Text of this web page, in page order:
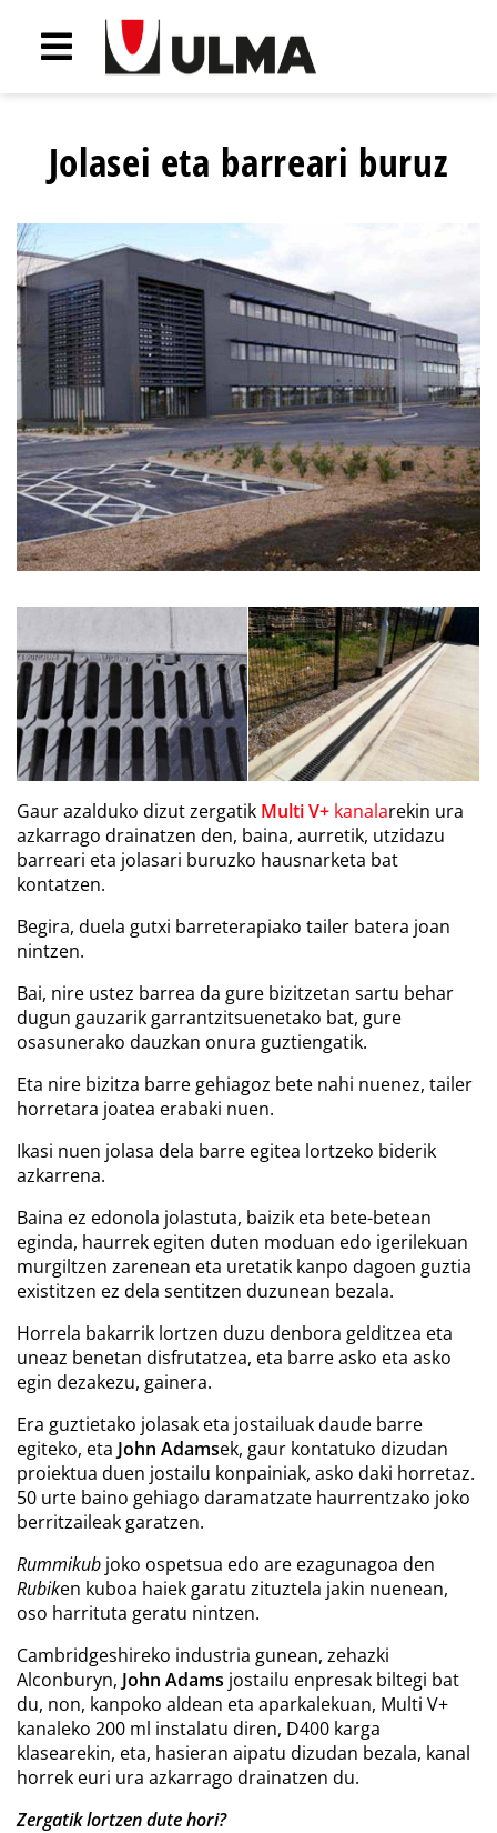
Jolasei eta barreari buruz
Gaur azalduko dizut zergatik Multi V+ kanalarekin ura
azkarrago drainatzen den, baina, aurretik, utzidazu
barreari eta jolasari buruzko hausnarketa bat
kontatzen.
Begira, duela gutxi barreterapiako tailer batera joan
nintzen.
Bai, nire ustez barrea da gure bizitzetan sartu behar
dugun gauzarik garrantzitsuenetako bat, gure
osasunerako dauzkan onura guztiengatik.
Eta nire bizitza barre gehiagoz bete nahi nuenez, tailer
horretara joatea erabaki nuen.
Ikasi nuen jolasa dela barre egitea lortzeko biderik
azkarrena.
Baina ez edonola jolastuta, baizik eta bete-betean
eginda, haurrek egiten duten moduan edo igerilekuan
murgiltzen zarenean eta uretatik kanpo dagoen guztia
existitzen ez dela sentitzen duzunean bezala.
Horrela bakarrik lortzen duzu denbora gelditzea eta
uneaz benetan disfrutatzea, eta barre asko eta asko
egin dezakezu, gainera.
Era guztietako jolasak eta jostailuak daude barre
egiteko, eta John Adamsek, gaur kontatuko dizudan
proiektua duen jostailu konpainiak, asko daki horretaz.
50 urte baino gehiago daramatzate haurrentzako joko
berritzaileak garatzen.
Rummikub joko ospetsua edo are ezagunagoa den
Rubiken kuboa haiek garatu zituztela jakin nuenean,
oso harrituta geratu nintzen.
Cambridgeshireko industria gunean, zehazki
Alconburyn, John Adams jostailu enpresak biltegi bat
du, non, kanpoko aldean eta aparkalekuan, Multi V+
kanaleko 200 ml instalatu diren, D400 karga
klasearekin, eta, hasieran aipatu dizudan bezala, kanal
horrek euri ura azkarrago drainatzen du.
Zergatik lortzen dute hori?